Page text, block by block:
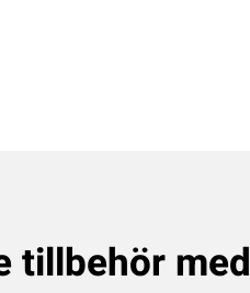
tillbehör med